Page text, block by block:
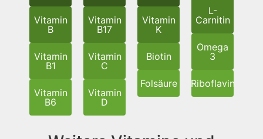
Vitamin
B
Vitamin
B1
Vitamin
B6
Vitamin
B17
Vitamin
C
Vitamin
D
Vitamin
K
Biotin
Folsäure
L-
Carnitin
Omega
3
Riboflavin